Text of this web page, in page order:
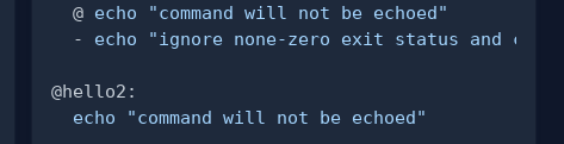
  @
echo
"command will not be echoed"
  -
echo "ignore none-zero exit status and
echo
"command will not be echoed"